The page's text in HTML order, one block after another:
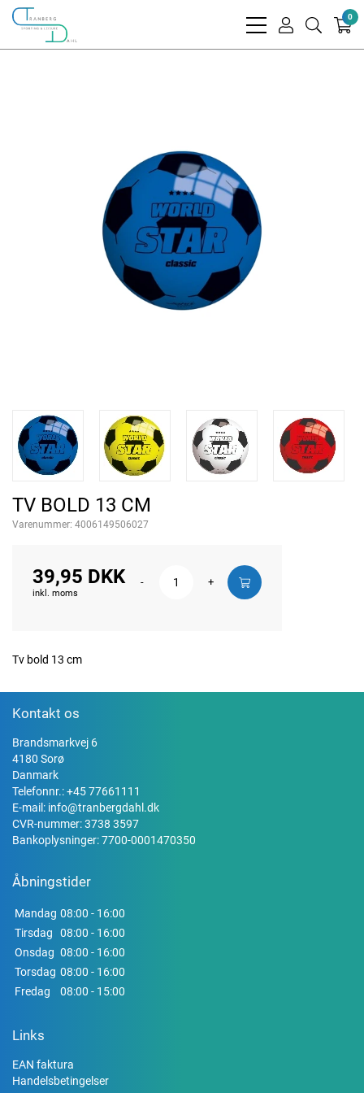
bars
user
search
0
TV BOLD 13 CM
Varenummer: 4006149506027
39,95 DKK
inkl. moms
- +
Tv bold 13 cm
Kontakt os
Brandsmarkvej 6
4180 Sorø
Danmark
Telefonnr.:+45 77661111
E-mail: info@tranbergdahl.dk
CVR-nummer: 3738 3597
Bankoplysninger: 7700-0001470350
Åbningstider
Mandag 08:00 - 16:00
Tirsdag
08:00 - 16:00
Onsdag 08:00 - 16:00
Torsdag 08:00 - 16:00
Fredag
08:00 - 15:00
Links
EAN faktura
Handelsbetingelser